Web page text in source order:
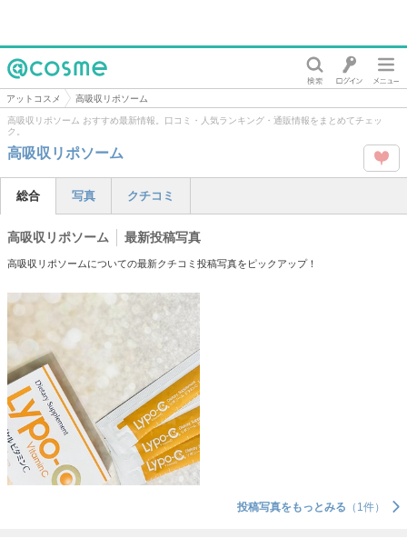
@cosme
アットコスメ 高吸収リポソーム
高吸収リポソーム おすすめ最新情報。口コミ・人気ランキング・通販情報をまとめてチェッ
ク。
高吸収リポソーム
タグ
総合 写真 クチコミ
高吸収リポソーム 最新投稿写真
高吸収リポソームについての最新クチコミ投稿写真をピックアップ！
投稿写真をもっとみる （1件）